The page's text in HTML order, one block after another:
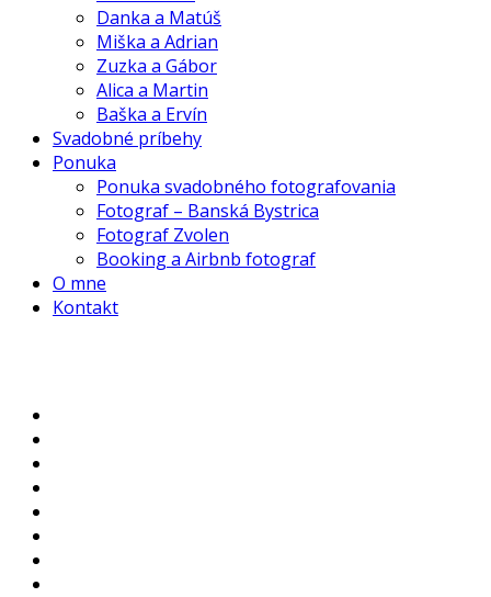
Danka a Matúš
Miška a Adrian
Zuzka a Gábor
Alica a Martin
Baška a Ervín
Svadobné príbehy
Ponuka
Ponuka svadobného fotografovania
Fotograf – Banská Bystrica
Fotograf Zvolen
Booking a Airbnb fotograf
O mne
Kontakt